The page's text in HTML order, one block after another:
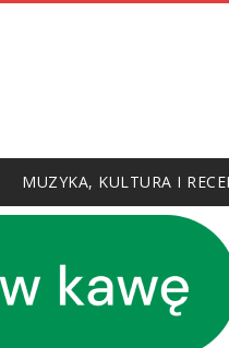
MUZYKA, KULTURA I